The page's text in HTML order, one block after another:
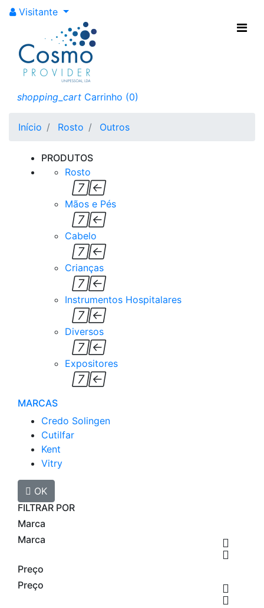
Visitante
shopping_cart Carrinho (0)
Início Rosto Outros
Outros
Veja todos os nossos
outros produtos para o
seu Rosto
PRODUTOS
Rosto

Mãos e Pés

Cabelo

Crianças

Instrumentos Hospitalares

Diversos

Expositores

MARCAS
Credo Solingen
Cutilfar
Kent
Vitry
 OK
FILTRAR POR
Marca
Marca


Preço
Preço

